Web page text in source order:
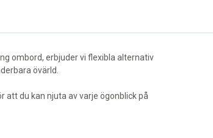
ombord, erbjuder vi flexibla alternativ
övärld.
att du kan njuta av varje ögonblick på